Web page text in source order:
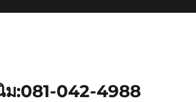
ม:081-042-4988